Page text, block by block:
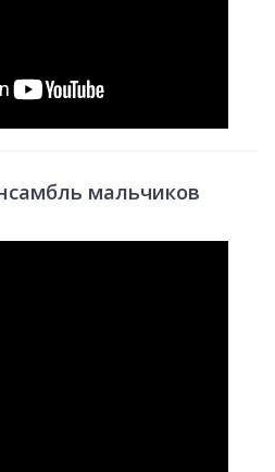
мальчиков